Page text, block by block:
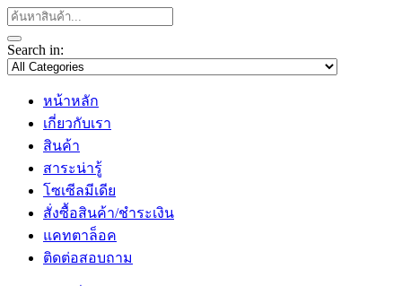
Search in:
หน้าหลัก
เกี่ยวกับเรา
สินค้า
สาระน่ารู้
โซเซีลมีเดีย
สั่งซื้อสินค้า/ชำระเงิน
แคทตาล็อค
ติดต่อสอบถาม